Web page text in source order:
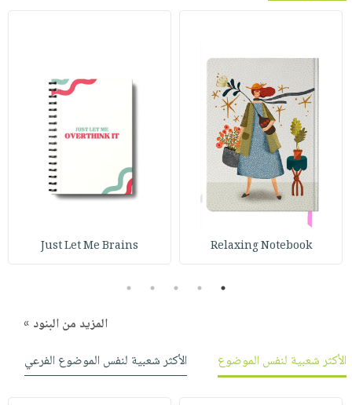
Relaxing Notebook
Just Let Me Brains
1
2
3
4
5
المزيد من البنود »
الأكثر شعبية لنفس الموضوع
الأكثر شعبية لنفس الموضوع الفرعي